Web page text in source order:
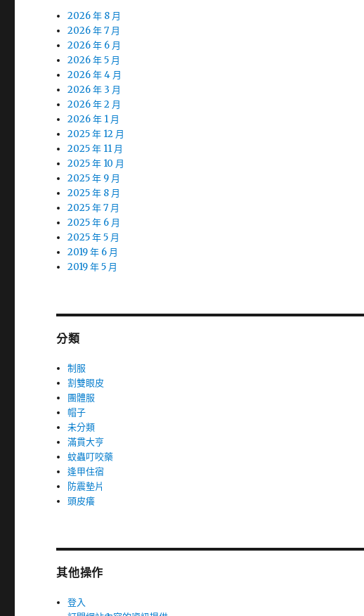
2026 年 8 月
2026 年 7 月
2026 年 6 月
2026 年 5 月
2026 年 4 月
2026 年 3 月
2026 年 2 月
2026 年 1 月
2025 年 12 月
2025 年 11 月
2025 年 10 月
2025 年 9 月
2025 年 8 月
2025 年 7 月
2025 年 6 月
2025 年 5 月
2019 年 6 月
2019 年 5 月
分類
制服
割雙眼皮
團體服
帽子
未分類
滿貫大亨
蚊蟲叮咬藥
逢甲住宿
防震墊片
頭皮癢
其他操作
登入